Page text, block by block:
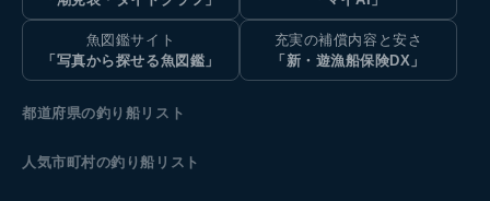
魚図鑑サイト
「写真から探せる魚図鑑」
充実の補償内容と安さ
「新・遊漁船保険DX」
都道府県の釣り船リスト
人気市町村の釣り船リスト